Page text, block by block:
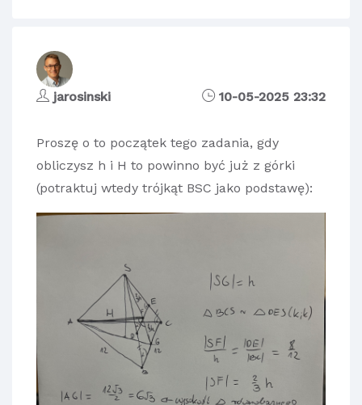
jarosinski 10-05-2025 23:32
Proszę o to początek tego zadania, gdy
obliczysz h i H to powinno być już z górki
(potraktuj wtedy trójkąt BSC jako podstawę):